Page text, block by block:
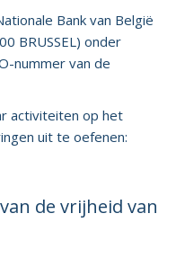
Bank van België
BRUSSEL) onder
nummer van de
activiteiten op het
uit te oefenen:
de vrijheid van